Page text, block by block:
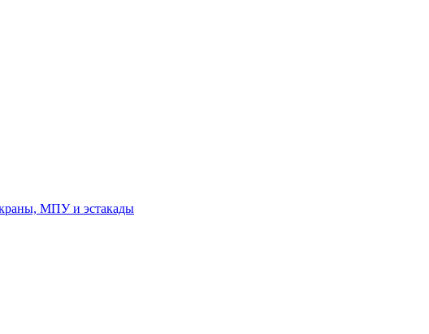
краны, МПУ и эстакады